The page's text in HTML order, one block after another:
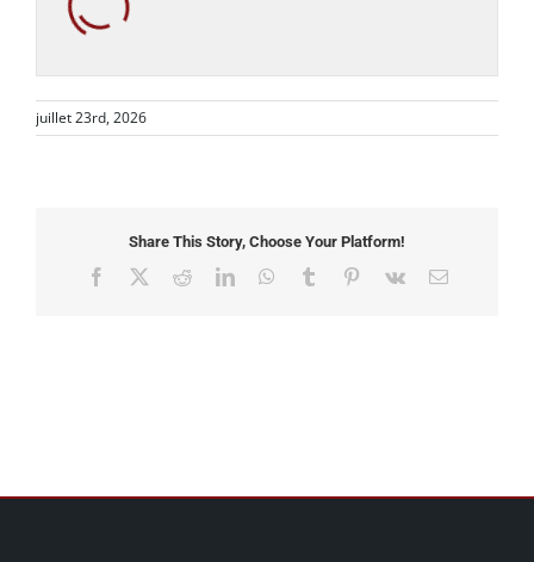
juillet 23rd, 2026
Share This Story, Choose Your Platform!
Facebook RedditLinkedInWhatsApp
Tumblr Pinterest
Vk Email